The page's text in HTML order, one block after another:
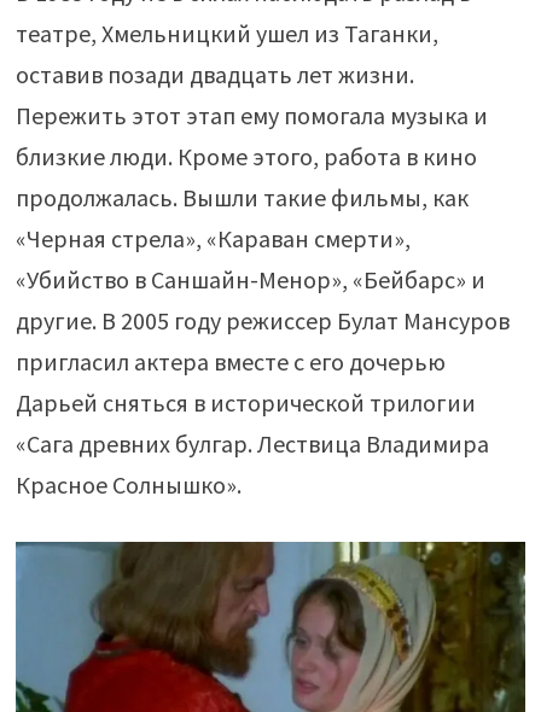
театре, Хмельницкий ушел из Таганки,
оставив позади двадцать лет жизни.
Пережить этот этап ему помогала музыка и
близкие люди. Кроме этого, работа в кино
продолжалась. Вышли такие фильмы, как
«Черная стрела», «Караван смерти»,
«Убийство в Саншайн-Менор», «Бейбарс» и
другие. В 2005 году режиссер Булат Мансуров
пригласил актера вместе с его дочерью
Дарьей сняться в исторической трилогии
«Сага древних булгар. Лествица Владимира
Красное Солнышко».